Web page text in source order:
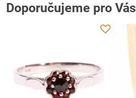
Doporučujeme pro Vás